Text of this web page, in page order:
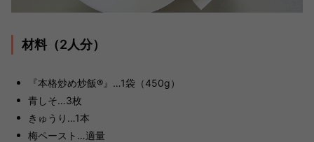
材料（2人分）
『本格炒め炒飯®』…1袋（450g）
青しそ…3枚
きゅうり…1本
梅ペースト…適量